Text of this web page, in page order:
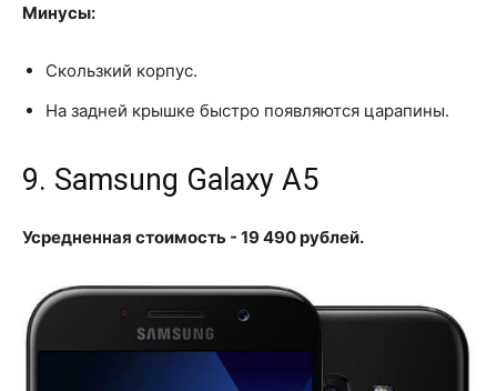
Минусы:
Скользкий корпус.
На задней крышке быстро появляются царапины.
9. Samsung Galaxy A5
Усредненная стоимость - 19 490 рублей.